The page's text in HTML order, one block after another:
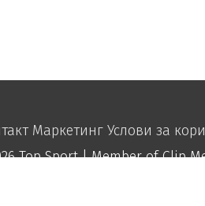
Маркетинг Услови за
Top Sport| Member of Clip